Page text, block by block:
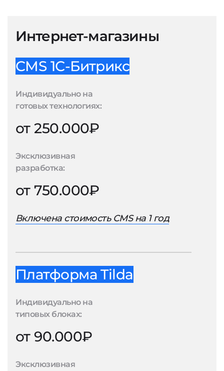
Интернет-магазины
CMS 1С-Битрикс
Индивидуально на
готовых технологиях:
от 250.000₽
Эксклюзивная
разработка:
от 750.000₽
Включена стоимость CMS на 1 год
Платформа Tilda
Индивидуально на
типовых блоках:
от 90.000₽
Эксклюзивная